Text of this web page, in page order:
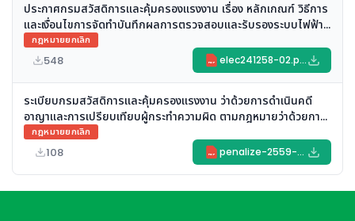
ประกาศกรมสวัสดิการและคุ้มครองแรงงาน เรื่อง หลักเกณฑ์ วิธีการ
และเงื่อนไขการจัดทําบันทึกผลการตรวจสอบและรับรองระบบไฟฟ้า
และบริภัณฑ์ไฟฟ้า (ยกเลิก)
กฎหมายยกเลิก
548 PDF elec241258-02.pdf
ระเบียบกรมสวัสดิการและคุ้มครองแรงงาน ว่าด้วยการดำเนินคดี
อาญาและการเปรียบเทียบผู้กระทำความผิด ตามกฎหมายว่าด้วยการ
คุ้มครองแรงงาน และความปลอดภัยในการทำงาน พ.ศ. ๒๕๕๙ (ฉบับ
ที่ ๓) (ยกเลิก)
กฎหมายยกเลิก
108 PDF penalize-2559-3.pdf